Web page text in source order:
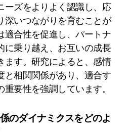
ーズをよりよく認識し、応
深いつながりを育むことが
適合性を促進し、パートナ
に乗り越え、お互いの成長
ます。研究によると、感情
と相関関係があり、適合す
要性を強調しています。
のダイナミクスをどのよ